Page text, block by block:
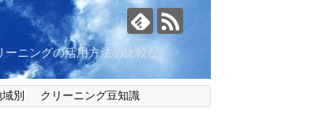
ニングの活用方法の比較な
別 クリーニング豆知識